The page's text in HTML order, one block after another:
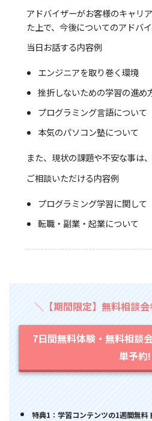
アドバイザーがお客様のキャリ
た上で、今後についてのアドバイ
当日お話する内容例
エンジニアを取り巻く環境
挫折しないための学習の進め
プログラミング言語について
本気のパソコン塾について
また、現状の課題や不安な事は
ご相談いただける内容例
プログラミング学習に関して
転職・副業・起業について
＼【期間限定】無料相談
7日間無料体験・無料相談
単予約!
特典1：学習コンテンツの1週間無料